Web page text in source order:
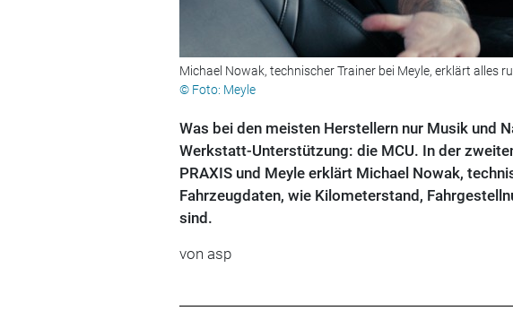
Michael Nowak, technischer Trainer bei Meyle, erklärt alles
© Foto: Meyle
Was bei den meisten Herstellern nur Musik und
Werkstatt-Unterstützung: die MCU. In der
PRAXIS und Meyle erklärt Michael Nowak,
Fahrzeugdaten, wie Kilometerstand,
sind.
von asp